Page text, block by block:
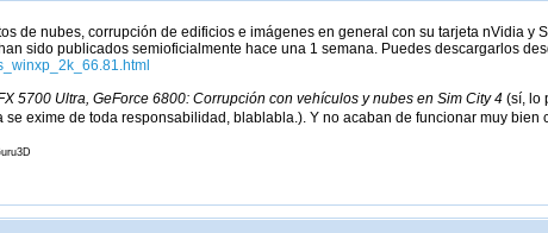
de nubes, corrupción de edificios e imágenes en general con su tarjeta nVidia y
sido publicados semioficialmente hace una 1 semana. Puedes descargarlos
5700 Ultra, GeForce 6800: Corrupción con vehículos y nubes en Sim City 4(sí, lo
se exime de toda responsabilidad, blablabla.). Y no acaban de funcionar muy bien